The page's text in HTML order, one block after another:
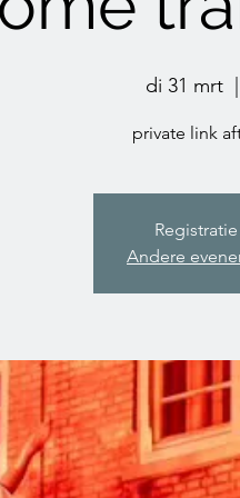
di 31 mrt
private link
Andere